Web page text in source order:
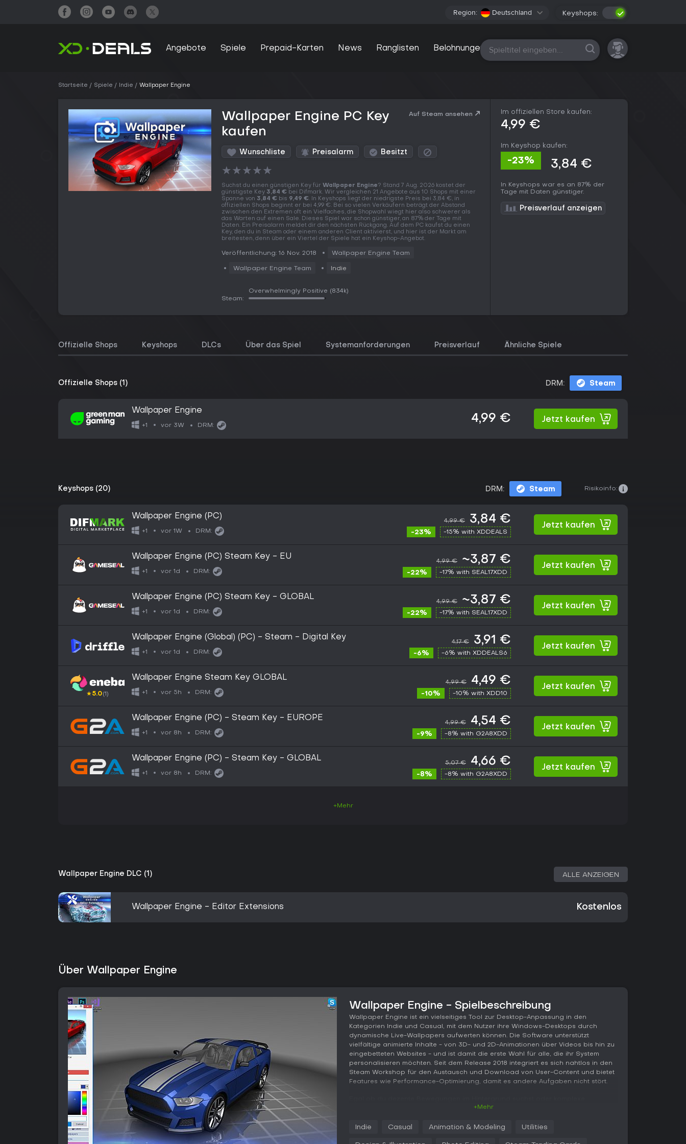
Region: Deutschland Keyshops:
Angebote Spiele Prepaid-Karten News Ranglisten Belohnungen Alle Plattformen
Startseite Spiele Indie Wallpaper Engine
Wallpaper Engine PC Key
kaufen
Auf Steam ansehen
Wunschliste Preisalarm Besitzt
★★★★★
Suchst du einen günstigen Key für Wallpaper Engine? Stand 7 Aug. 2026 kostet der
günstigste Key 3,84 € bei Difmark. Wir vergleichen 21 Angebote aus 10 Shops mit einer
Spanne von 3,84 € bis 9,49 €. In Keyshops liegt der niedrigste Preis bei 3,84 €, in
offiziellen Shops beginnt er bei 4,99 €. Bei so vielen Verkäufern beträgt der Abstand
zwischen den Extremen oft ein Vielfaches, die Shopwahl wiegt hier also schwerer als
das Warten auf einen Sale. Dieses Spiel war schon günstiger, an 87% der Tage mit
Daten. Ein Preisalarm meldet dir den nächsten Rückgang. Auf dem PC kaufst du einen
Key, den du in Steam oder einem anderen Client aktivierst, und hier ist der Markt am
breitesten, denn über ein Viertel der Spiele hat ein Keyshop-Angebot.
Veröffentlichung: 16 Nov. 2018 Wallpaper Engine Team
Wallpaper Engine Team Indie
Steam:
Overwhelmingly Positive (834k)
Im offiziellen Store kaufen:
4,99 €
Im Keyshop kaufen:
-23% 3,84 €
In Keyshops war es an 87% der
Tage mit Daten günstiger.
Preisverlauf anzeigen
Offizielle Shops Keyshops DLCs Über das Spiel Systemanforderungen Preisverlauf Ähnliche Spiele
Offizielle Shops (1) DRM: Steam
Wallpaper Engine
+1 vor 3W DRM:
4,99 € Jetzt kaufen
Keyshops (20) DRM: Steam Risikoinfo:
Wallpaper Engine (PC)
+1 vor 1W DRM:
4,99 € 3,84 €
-23% -15% with XDDEALS
Jetzt kaufen
Wallpaper Engine (PC) Steam Key - EU
+1 vor 1d DRM:
4,99 € ~3,87 €
-22% -17% with SEAL17XDD
Jetzt kaufen
Wallpaper Engine (PC) Steam Key - GLOBAL
+1 vor 1d DRM:
4,99 € ~3,87 €
-22% -17% with SEAL17XDD
Jetzt kaufen
Wallpaper Engine (Global) (PC) - Steam - Digital Key
+1 vor 1d DRM:
4,17 € 3,91 €
-6% -6% with XDDEALS6
Jetzt kaufen
★5.0(1)
Wallpaper Engine Steam Key GLOBAL
+1 vor 5h DRM:
4,99 € 4,49 €
-10% -10% with XDD10
Jetzt kaufen
Wallpaper Engine (PC) - Steam Key - EUROPE
+1 vor 8h DRM:
4,99 € 4,54 €
-9% -8% with G2A8XDD
Jetzt kaufen
Wallpaper Engine (PC) - Steam Key - GLOBAL
+1 vor 8h DRM:
5,07 € 4,66 €
-8% -8% with G2A8XDD
Jetzt kaufen
+Mehr
Wallpaper Engine DLC (1) ALLE ANZEIGEN
Wallpaper Engine - Editor Extensions Kostenlos
Über Wallpaper Engine
Wallpaper Engine - Spielbeschreibung
Wallpaper Engine ist ein vielseitiges Tool zur Desktop-Anpassung in den
Kategorien Indie und Casual, mit dem Nutzer ihre Windows-Desktops durch
dynamische Live-Wallpapers aufwerten können. Die Software unterstützt
vielfältige animierte Inhalte - von 3D- und 2D-Animationen über Videos bis hin zu
eingebetteten Websites - und ist damit die erste Wahl für alle, die ihr System
personalisieren möchten. Seit dem Release 2018 integriert es sich nahtlos in den
Steam Workshop für den Austausch und Download von User-Content und bietet
Features wie Performance-Optimierung, damit es andere Aufgaben nicht stört.
interaktive Szenen erschaffen möchtest: Wallpaper Engine spricht sowohl
Android-App bringt diese Funktionen auf Mobilgeräte und lässt dich deine
+Mehr
Indie Casual Animation & Modeling Utilities